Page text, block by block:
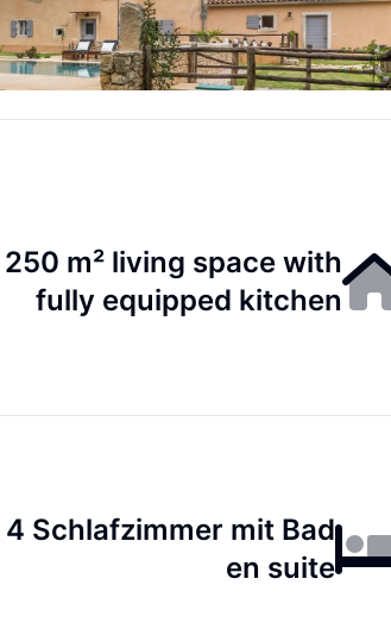
250 m² living space with
fully equipped kitchen
4 Schlafzimmer mit Bad
en suite